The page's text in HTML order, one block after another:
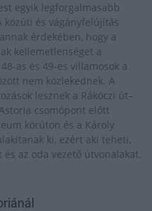
egyik legforgalmasabb
közúti és vágányfelújítás
érdekében, hogy a
kellemetlenséget a
as és 49-es villamosok a
nem közlekednek. A
lesznek a Rákóczi út–
csomópont előtt
körúton és a Károly
ki, ezért aki teheti,
az oda vezető útvonalakat.